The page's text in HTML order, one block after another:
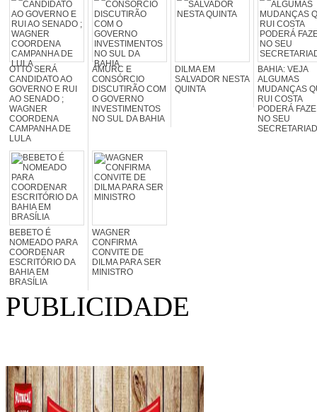
OTTO SERÁ
CANDIDATO AO
GOVERNO E RUI
AO SENADO ;
WAGNER
COORDENA
CAMPANHA DE
LULA
AMURC E
CONSÓRCIO
DISCUTIRÃO COM
O GOVERNO
INVESTIMENTOS
NO SUL DA BAHIA
DILMA EM
SALVADOR NESTA
QUINTA
BAHIA: VEJA
ALGUMAS
MUDANÇAS
RUI COSTA
PODERÁ
NO SEU
BEBETO É
NOMEADO PARA
COORDENAR
ESCRITÓRIO DA
BAHIA EM
BRASÍLIA
WAGNER
CONFIRMA
CONVITE DE
DILMA PARA SER
MINISTRO
PUBLICIDADE